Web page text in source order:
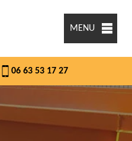
MENU
06 63 53 17 27